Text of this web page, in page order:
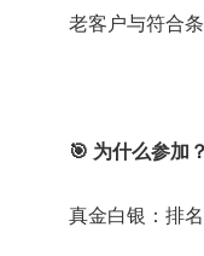
老客户与符合
🎯 为什么参加？
真金白银：排